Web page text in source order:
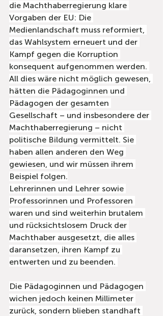
die Machthaberregierung klare
Vorgaben der EU: Die
Medienlandschaft muss reformiert,
das Wahlsystem erneuert und der
Kampf gegen die Korruption
konsequent aufgenommen werden.
All dies wäre nicht möglich gewesen,
hätten die Pädagoginnen und
Pädagogen der gesamten
Gesellschaft – und insbesondere der
Machthaberregierung – nicht
politische Bildung vermittelt. Sie
haben allen anderen den Weg
gewiesen, und wir müssen ihrem
Beispiel folgen.
Lehrerinnen und Lehrer sowie
Professorinnen und Professoren
waren und sind weiterhin brutalem
und rücksichtslosem Druck der
Machthaber ausgesetzt, die alles
daransetzen, ihren Kampf zu
entwerten und zu beenden.
Die Pädagoginnen und Pädagogen
wichen jedoch keinen Millimeter
zurück, sondern blieben standhaft